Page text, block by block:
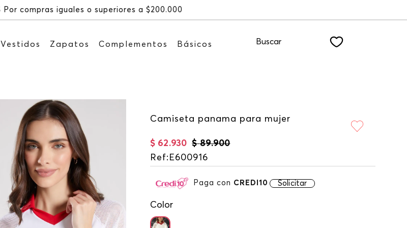
Recibe: 15%OFF suscribiéndote a nuestro NEWSLETTER
Vestidos Zapatos Complementos Básicos Buscar
Camiseta panama para mujer
$ 89.900
$ 62.930
Ref: E600916
Paga con CREDI10 Solicitar
Color